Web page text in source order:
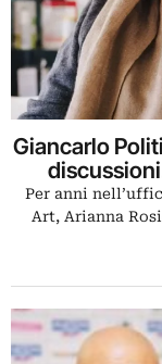
Giancarlo
Per anni
Art, Arianna